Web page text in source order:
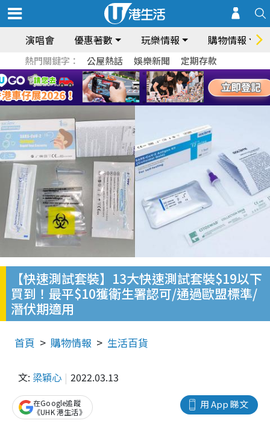
演唱會 優惠著數 玩樂情報 購物情報
熱門關鍵字： 公屋熱話 娛樂新聞 定期存款
【快速測試套裝】13大快速測試套裝$19以下
買到！最平$10獲衛生署認可/通過歐盟標準/
潛伏期適用
首頁 購物情報 生活百貨
文: 梁穎心 2022.03.13
用 App 睇文
在Google追蹤
《UHK 港生活》